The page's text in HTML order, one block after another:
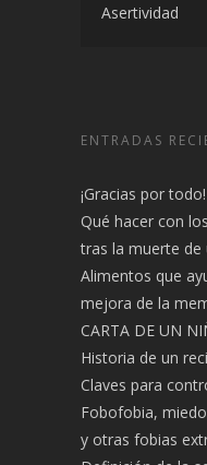
Asertividad
ENTRADAS
¡Gracias por todo!
Qué hacer con
tras la muerte de
Alimentos que
mejora de la
CARTA DE UN
Historia de un
Claves para
Fobofobia,
y otras fobias